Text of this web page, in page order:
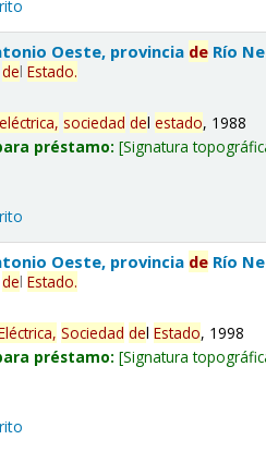
Oeste, provincia de Río
delEstado.
eléctrica, sociedad delestado, 1988
préstamo: Signatura
Oeste, provincia de Río
delEstado.
Sociedad delEstado, 1998
préstamo: Signatura